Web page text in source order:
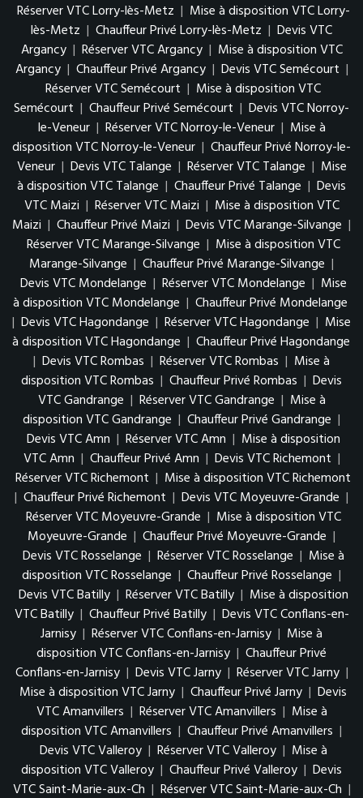
Réserver VTC Lorry-lès-Metz | Mise à disposition VTC Lorry-
lès-Metz | Chauffeur Privé Lorry-lès-Metz | Devis VTC
Argancy | Réserver VTC Argancy | Mise à disposition VTC
Argancy | Chauffeur Privé Argancy | Devis VTC Semécourt |
Réserver VTC Semécourt | Mise à disposition VTC
Semécourt | Chauffeur Privé Semécourt | Devis VTC Norroy-
le-Veneur | Réserver VTC Norroy-le-Veneur | Mise à
disposition VTC Norroy-le-Veneur | Chauffeur Privé Norroy-le-
Veneur | Devis VTC Talange | Réserver VTC Talange | Mise
à disposition VTC Talange | Chauffeur Privé Talange | Devis
VTC Maizi | Réserver VTC Maizi | Mise à disposition VTC
Maizi | Chauffeur Privé Maizi | Devis VTC Marange-Silvange |
Réserver VTC Marange-Silvange | Mise à disposition VTC
Marange-Silvange | Chauffeur Privé Marange-Silvange |
Devis VTC Mondelange | Réserver VTC Mondelange | Mise
à disposition VTC Mondelange | Chauffeur Privé Mondelange
| Devis VTC Hagondange | Réserver VTC Hagondange | Mise
à disposition VTC Hagondange | Chauffeur Privé Hagondange
| Devis VTC Rombas | Réserver VTC Rombas | Mise à
disposition VTC Rombas | Chauffeur Privé Rombas | Devis
VTC Gandrange | Réserver VTC Gandrange | Mise à
disposition VTC Gandrange | Chauffeur Privé Gandrange |
Devis VTC Amn | Réserver VTC Amn | Mise à disposition
VTC Amn | Chauffeur Privé Amn | Devis VTC Richemont |
Réserver VTC Richemont | Mise à disposition VTC Richemont
| Chauffeur Privé Richemont | Devis VTC Moyeuvre-Grande |
Réserver VTC Moyeuvre-Grande | Mise à disposition VTC
Moyeuvre-Grande | Chauffeur Privé Moyeuvre-Grande |
Devis VTC Rosselange | Réserver VTC Rosselange | Mise à
disposition VTC Rosselange | Chauffeur Privé Rosselange |
Devis VTC Batilly | Réserver VTC Batilly | Mise à disposition
VTC Batilly | Chauffeur Privé Batilly | Devis VTC Conflans-en-
Jarnisy | Réserver VTC Conflans-en-Jarnisy | Mise à
disposition VTC Conflans-en-Jarnisy | Chauffeur Privé
Conflans-en-Jarnisy | Devis VTC Jarny | Réserver VTC Jarny |
Mise à disposition VTC Jarny | Chauffeur Privé Jarny | Devis
VTC Amanvillers | Réserver VTC Amanvillers | Mise à
disposition VTC Amanvillers | Chauffeur Privé Amanvillers |
Devis VTC Valleroy | Réserver VTC Valleroy | Mise à
disposition VTC Valleroy | Chauffeur Privé Valleroy | Devis
VTC Saint-Marie-aux-Ch | Réserver VTC Saint-Marie-aux-Ch |